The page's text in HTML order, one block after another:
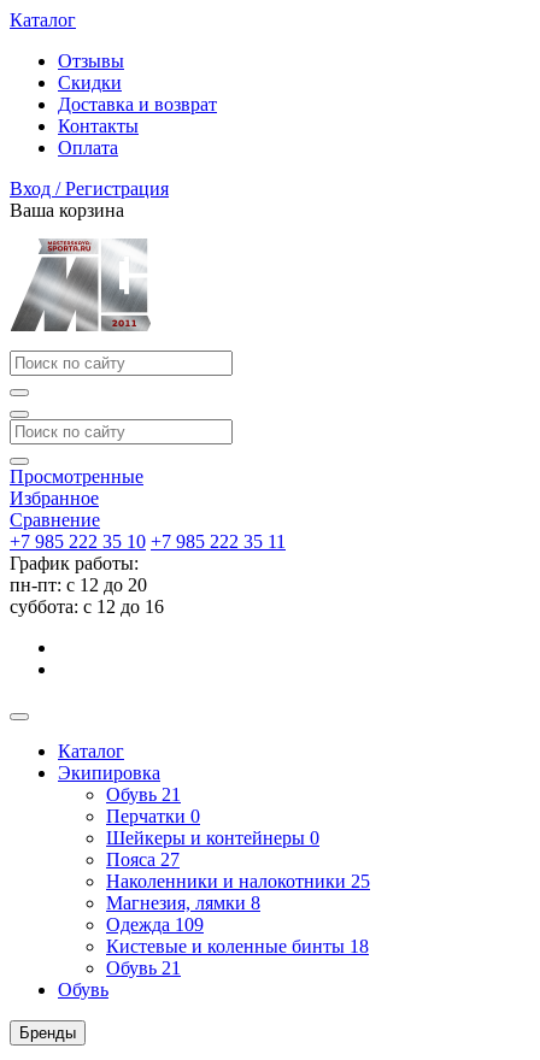
Каталог
Отзывы
Скидки
Доставка и возврат
Контакты
Оплата
Вход / Регистрация
Ваша корзина
Просмотренные
Избранное
Сравнение
+7 985 222 35 10 +7 985 222 35 11
График работы:
пн-пт: с 12 до 20
суббота: c 12 до 16
Каталог
Экипировка
Обувь 21
Перчатки 0
Шейкеры и контейнеры 0
Пояса 27
Наколенники и налокотники 25
Магнезия, лямки 8
Одежда 109
Кистевые и коленные бинты 18
Обувь 21
Обувь
Бренды